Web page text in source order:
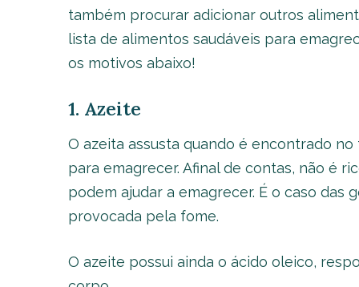
também procurar adicionar outros
lista de alimentos saudáveis para
os motivos abaixo!
1. Azeite
O azeita assusta quando é encontrado
para emagrecer. Afinal de contas, não é
podem ajudar a emagrecer. É o caso das
provocada pela fome.
O azeite possui ainda o ácido oleico,